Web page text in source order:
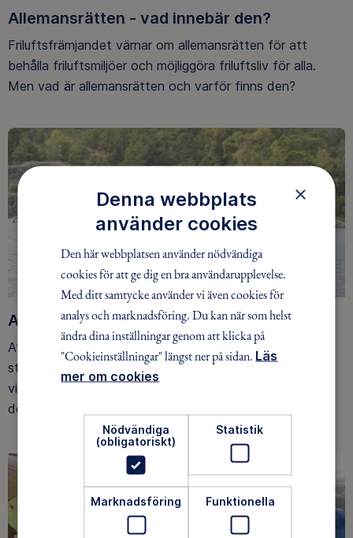
Allemansrätten - vad innebär den?
Friluftsfrämjandet värnar om allemansrätten för att
behålla friluftsmiljöer och möjliggöra friluftsliv för alla.
Men vad är allemansrätten och varför finns den?
Allemansrätten på vattnet
Att ta sig ett dopp eller en välförtjänt fikapaus vid
strandkanten är en härlig del av friluftslivet. Och det får
vi göra i Sverige tack vare allemansrätten. Men vad är
det för regler som gäller?
×
Denna webbplats
använder cookies
Den här webbplatsen använder nödvändiga
cookies för att ge dig en bra användarupplevelse.
Med ditt samtycke använder vi även cookies för
analys och marknadsföring. Du kan när som helst
ändra dina inställningar genom att klicka på
"Cookieinställningar" längst ner på sidan. Läs
mer om cookies
Nödvändiga
(obligatoriskt)
Statistik
Marknadsföring Funktionella